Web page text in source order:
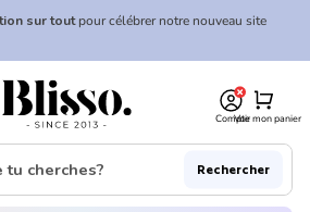
sur toutpour célébrer notre nouveau site
Accueil
CompteVoir mon panier
shopping_cart
Rechercher